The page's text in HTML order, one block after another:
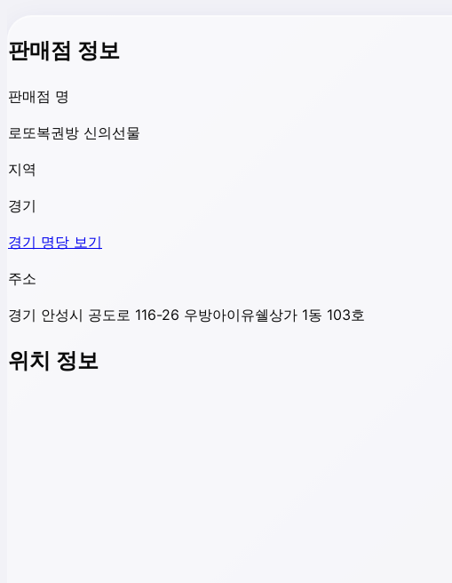
판매점 정보
판매점 명
로또복권방 신의선물
지역
경기
경기 명당 보기
주소
경기 안성시 공도로 116-26 우방아이유쉘상가 1동 103호
위치 정보